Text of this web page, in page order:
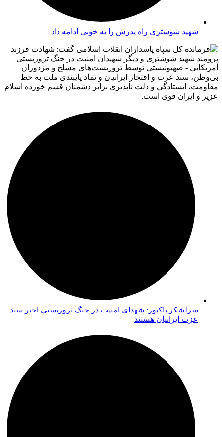
شهید شوشتری راه پدرش را به خوبی ادامه داد
سرلشکر پاکپور: شهدای امنیت در جنگ تروریستی اخیر سند
عزت ایرانیان هستند